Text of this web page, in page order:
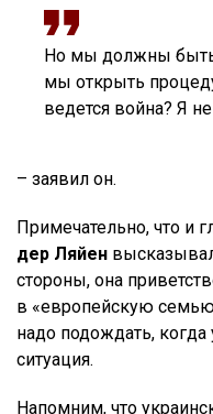
Но мы должны
мы открыть
ведется война? Я
– заявил он.
Примечательно, что и
дер Ляйен
стороны, она
в «европейскую
надо подождать, когда
ситуация.
Напомним, что